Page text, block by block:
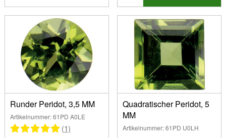
Runder Peridot, 3,5 MM
Artikelnummer: 61PD A0LE
(1)
Quadratischer Peridot, 5
MM
Artikelnummer: 61PD U0LH